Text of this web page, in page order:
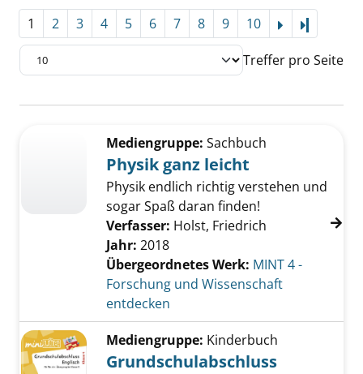
1 2 3 4 5 6 7 8 9 10
Treffer pro Seite
Zu den Suchfiltern springen
Mediengruppe: Sachbuch
Physik ganz leicht
Physik endlich richtig verstehen und
sogar Spaß daran finden!
Verfasser: Holst, Friedrich
Jahr: 2018
Übergeordnetes Werk: MINT 4 -
Forschung und Wissenschaft
entdecken
Mediengruppe: Kinderbuch
Grundschulabschluss